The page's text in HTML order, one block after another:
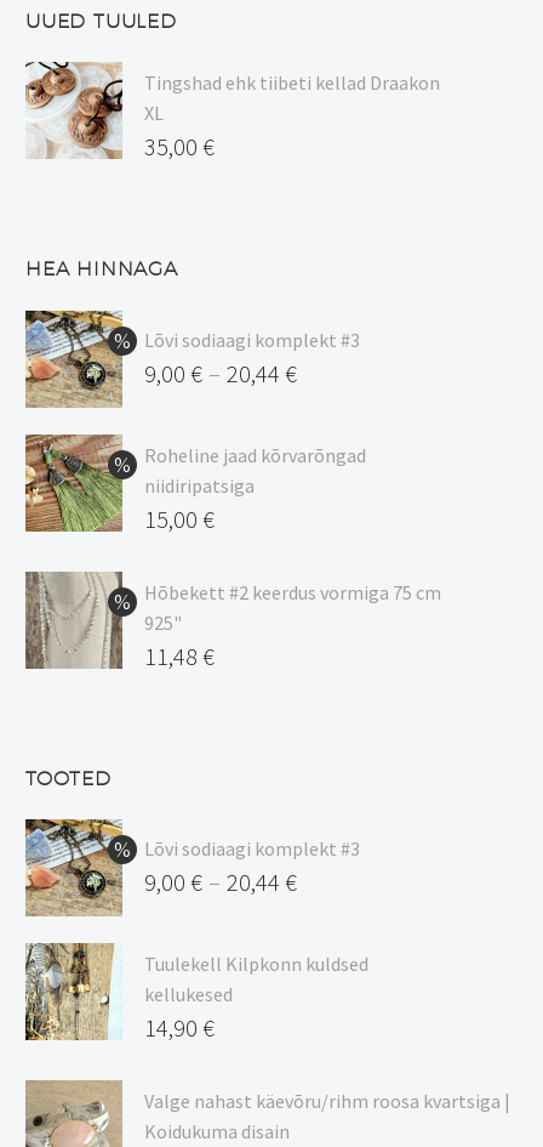
UUED TUULED
Tingshad ehk tiibeti kellad Draakon
XL
35,00 €
HEA HINNAGA
Lõvi sodiaagi komplekt #3
9,00 € – 20,44 €
9,00 €
kuni
20,44 €
Roheline jaad kõrvarõngad
niidiripatsiga
Algne
oli:
17,00 €.
15,00 €
hind
on:
15,00 €.
Hõbekett #2 keerdus vormiga 75 cm
925"
Algne
11,48 €
TOOTED
Lõvi sodiaagi komplekt #3
9,00 € – 20,44 €
9,00 €
kuni
20,44 €
Tuulekell Kilpkonn kuldsed
kellukesed
14,90 €
Valge nahast käevõru/rihm roosa kvartsiga |
Koidukuma disain